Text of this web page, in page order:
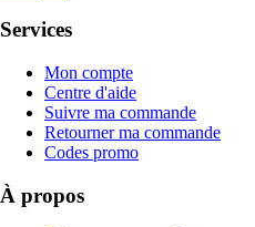
Services
Mon compte
Centre d'aide
Suivre ma commande
Retourner ma commande
Codes promo
À propos